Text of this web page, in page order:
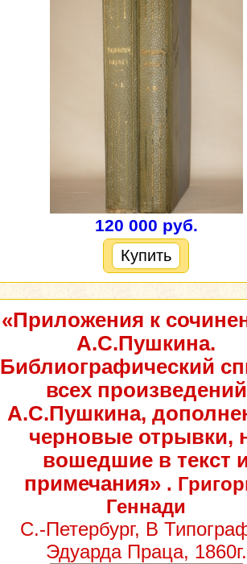
120 000 руб.
Купить
«Приложения к
А.С.Пушкина.
Библиографический
всех произведений
А.С.Пушкина,
черновые отрывки,
вошедшие в текст
примечания».
Геннади
С.-Петербург, В
Эдуарда Праца, 1860г.